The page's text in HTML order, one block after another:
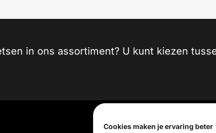
Cookies maken je ervaring beter
in ons assortiment? U kunt kiezen